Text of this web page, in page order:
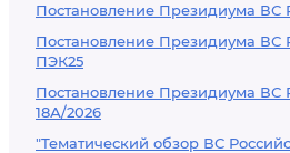
Постановление Президиума ВС
Постановление Президиума ВС
ПЭК25
Постановление Президиума ВС
18А/2026
"Тематический обзор ВС